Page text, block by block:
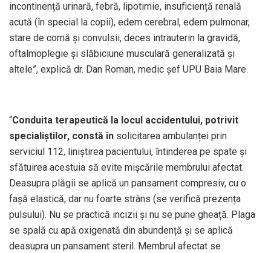
incontinență urinară, febră, lipotimie, insuficiență renală
acută (în special la copii), edem cerebral, edem pulmonar,
stare de comă și convulsii, deces intrauterin la gravidă,
oftalmoplegie și slăbiciune musculară generalizată și
altele”, explică dr. Dan Roman, medic șef UPU Baia Mare.
“Conduita terapeutică la locul accidentului, potrivit
specialiștilor, constă în solicitarea ambulanței prin
serviciul 112, liniștirea pacientului, întinderea pe spate și
sfătuirea acestuia să evite mișcările membrului afectat.
Deasupra plăgii se aplică un pansament compresiv, cu o
fașă elastică, dar nu foarte strâns (se verifică prezența
pulsului). Nu se practică incizii și nu se pune gheață. Plaga
se spală cu apă oxigenată din abundență și se aplică
deasupra un pansament steril. Membrul afectat se